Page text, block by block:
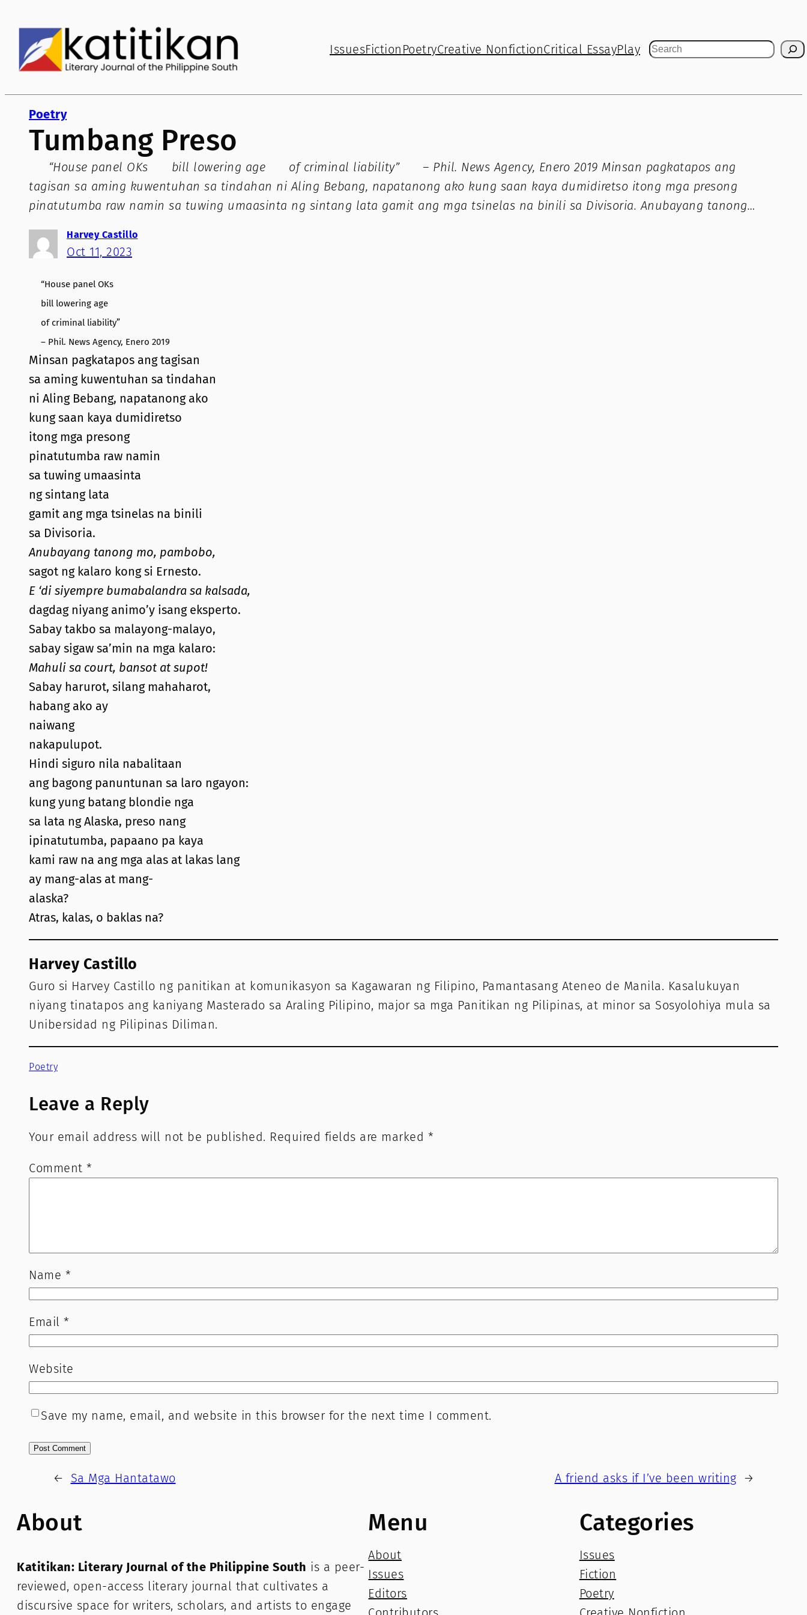
content
IssuesFiction PoetryCreative NonfictionCritical EssayPlay Search
Poetry
Tumbang Preso
“House panel OKs bill lowering age of criminal liability” – Phil. News Agency, Enero 2019 Minsan pagkatapos ang
tagisan sa aming kuwentuhan sa tindahan ni Aling Bebang, napatanong ako kung saan kaya dumidiretso itong mga presong
pinatutumba raw namin sa tuwing umaasinta ng sintang lata gamit ang mga tsinelas na binili sa Divisoria. Anubayang tanong…
Harvey Castillo
Oct 11, 2023
“House panel OKs
bill lowering age
of criminal liability”
– Phil. News Agency, Enero 2019
Minsan pagkatapos ang tagisan
sa aming kuwentuhan sa tindahan
ni Aling Bebang, napatanong ako
kung saan kaya dumidiretso
itong mga presong
pinatutumba raw namin
sa tuwing umaasinta
ng sintang lata
gamit ang mga tsinelas na binili
sa Divisoria.
Anubayang tanong mo, pambobo,
sagot ng kalaro kong si Ernesto.
E ‘di siyempre bumabalandra sa kalsada,
dagdag niyang animo’y isang eksperto.
Sabay takbo sa malayong-malayo,
sabay sigaw sa’min na mga kalaro:
Mahuli sa court, bansot at supot!
Sabay harurot, silang mahaharot,
habang ako ay
naiwang
nakapulupot.
Hindi siguro nila nabalitaan
ang bagong panuntunan sa laro ngayon:
kung yung batang blondie nga
sa lata ng Alaska, preso nang
ipinatutumba, papaano pa kaya
kami raw na ang mga alas at lakas lang
ay mang-alas at mang-
alaska?
Atras, kalas, o baklas na?
Harvey Castillo
Guro si Harvey Castillo ng panitikan at komunikasyon sa Kagawaran ng Filipino, Pamantasang Ateneo de Manila. Kasalukuyan
niyang tinatapos ang kaniyang Masterado sa Araling Pilipino, major sa mga Panitikan ng Pilipinas, at minor sa Sosyolohiya mula sa
Unibersidad ng Pilipinas Diliman.
Poetry
Leave a Reply
Your email address will not be published. Required fields are marked *
Comment *
Name *
Email *
Website
Save my name, email, and website in this browser for the next time I comment.
← Sa Mga Hantatawo A friend asks if I’ve been writing →
About
Katitikan: Literary Journal of the Philippine South is a peer-
reviewed, open-access literary journal that cultivates a
discursive space for writers, scholars, and artists to engage
Menu
About
Issues
Editors
Categories
Issues
Fiction
Poetry